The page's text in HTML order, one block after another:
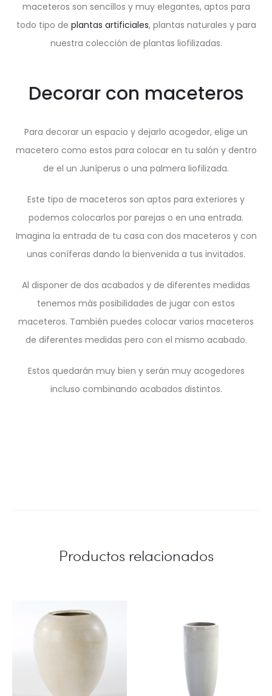
maceteros son sencillos y muy elegantes, aptos para
todo tipo de plantas artificiales, plantas naturales y para
nuestra colección de plantas liofilizadas.
Decorar con maceteros
Para decorar un espacio y dejarlo acogedor, elige un
macetero como estos para colocar en tu salón y dentro
de el un Juníperus o una palmera liofilizada.
Este tipo de maceteros son aptos para exteriores y
podemos colocarlos por parejas o en una entrada.
Imagina la entrada de tu casa con dos maceteros y con
unas coníferas dando la bienvenida a tus invitados.
Al disponer de dos acabados y de diferentes medidas
tenemos más posibilidades de jugar con estos
maceteros. También puedes colocar varios maceteros
de diferentes medidas pero con el mismo acabado.
Estos quedarán muy bien y serán muy acogedores
incluso combinando acabados distintos.
Productos relacionados